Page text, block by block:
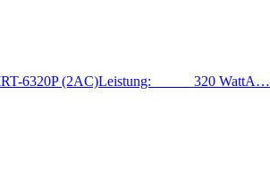
6320P (2AC)Leistung: 320 WattA…